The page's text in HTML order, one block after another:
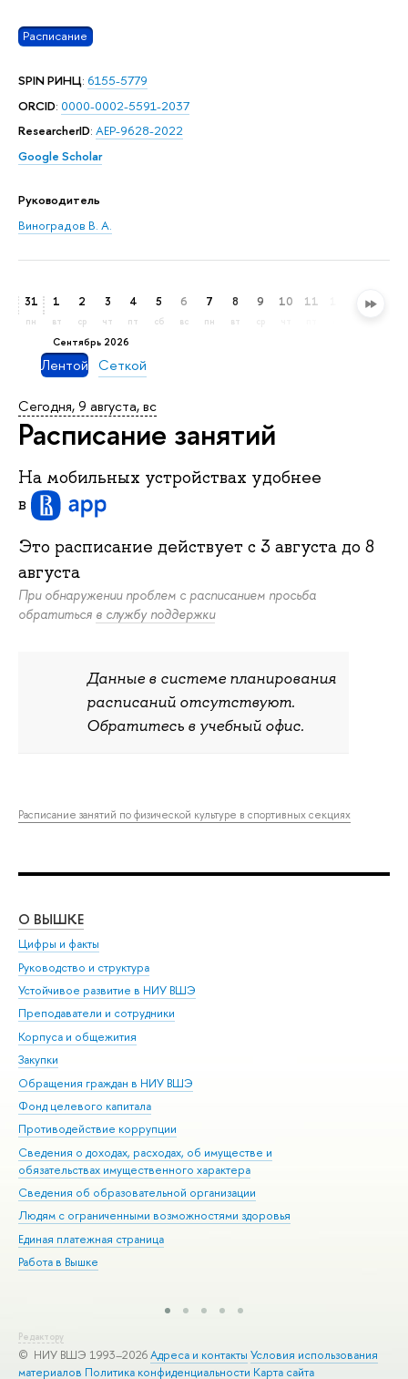
Расписание
SPIN РИНЦ: 6155-5779
ORCID: 0000-0002-5591-2037
ResearcherID: AEP-9628-2022
Google Scholar
Руководитель
Виноградов В. А.
31
пн
сентябрь 2026
1
вт
2
ср
3
чт
4
пт
5
сб
6
вс
7
пн
8
вт
9 10 11 13
Лентой Сеткой
Сегодня, 9 августа, вс
Расписание занятий
На мобильных устройствах удобнее
в
Это расписание действует c 3 августа до 8
августа
При обнаружении проблем с расписанием просьба
обратиться в службу поддержки
Данные в системе планирования
расписаний отсутствуют.
Обратитесь в учебный офис.
Расписание занятий по физической культуре в спортивных секциях
О ВЫШКЕ
Цифры и факты
Руководство и структура
Устойчивое развитие в НИУ ВШЭ
Преподаватели и сотрудники
Корпуса и общежития
Закупки
Обращения граждан в НИУ ВШЭ
Фонд целевого капитала
Противодействие коррупции
Сведения о доходах, расходах, об имуществе и
обязательствах имущественного характера
Сведения об образовательной организации
Людям с ограниченными возможностями здоровья
Единая платежная страница
Работа в Вышке
Редактору
© НИУ ВШЭ 1993–2026Адреса и контакты Условия использования
материалов Политика конфиденциальности Карта сайта